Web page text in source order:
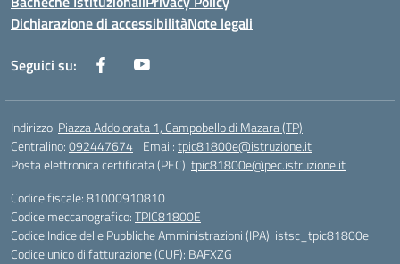
Dichiarazione di accessibilitàNote legali
Seguici su:
Indirizzo: Piazza Addolorata 1, Campobello di Mazara (TP)
Centralino:092447674 Email:tpic81800e@istruzione.it
Posta elettronica certificata (PEC):tpic81800e@pec.istruzione.it
Codice fiscale: 81000910810
Codice meccanografico:TPIC81800E
Codice Indice delle Pubbliche Amministrazioni (IPA): istsc_tpic81800e
Codice unico di fatturazione (CUF): BAFXZG